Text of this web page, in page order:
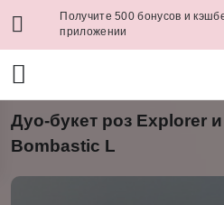
Получите 500 бонусов и
приложении
Дуо-букет роз Explorer
Bombastic L